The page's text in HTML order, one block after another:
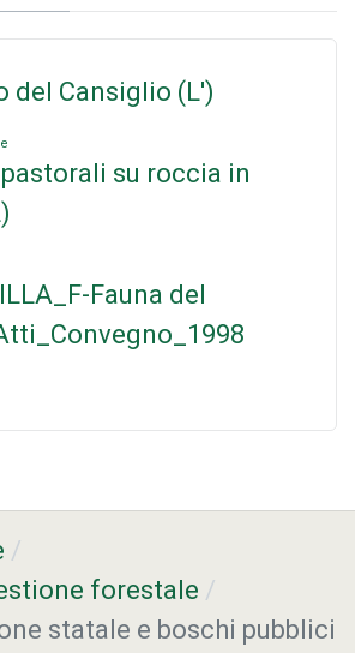
del Cansiglio (L')
su roccia in
Fauna del
forestale
statale e boschi pubblici